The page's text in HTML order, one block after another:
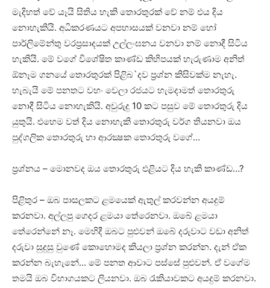
මැදිහත් වේ යෑයි සිතිය හැකි තොරතුරක්‌ වේ නම් එය දිය
නොහැකියි. අධිකරණයට අපහාසයක්‌ වනවා නම් හෝ
පාර්ලිමේන්තු වරප්‍රසාදයක්‌ උල්ලංඝනය වනවා නම් නොදී සිටිය
හැකියි. මේ වගේ විශේෂිත කාණ්‌ඩ කිහිපයක්‌ හැරුණාම අනිත්
ඕනෑම ගනයේ තොරතුරක්‌ පිළිබ`දව ප්‍රශ්න කිසිවක්‌ම නැහැ.
හැබැයි මේ පනතට වහං වෙලා රජයට හැමදාමත් තොරතුරු
නොදී සිටිය නොහැකියි. අවුරුදු 10 කට පසුව මේ තොරතුරු දිය
යුතුයි. එහෙම වත් දිය නොහැකි තොරතුරු වර්ග තියනවා ඔය
පුද්ගලික තොරතුරු හා ආරක්‍ෂක තොරතුරු වගේ…
ප්‍රශ්නය – මොනවද ඔය තොරතුරු එළියට දිය හැකි කාණ්‌ඩ…?
පිළිතුර – ඔබ පාසලකට ළමයෙක්‌ ඇතුල් කරවන්න අයදුම්
කරනවා. අල්ලපු ගෙදර ළමයා තේරෙනවා. ඔබේ ළමයා
තේරෙන්නේ නෑ. මෙහිදී ඔබට පුළුවන් ඔබේ දරුවාට වඩා අනිත්
දරුවා සුදුසු වුණේ කොහොමද කියලා ප්‍රශ්න කරන්න. දැන් ඒක
කරන්න බැහැනේ… මේ පනත ආවාට පස්‌සේ පුළුවන්. ඒ වගේම
තමයි ඔබ විභාගයකට ලියනවා. ඔබ රැකියාවකට අයදුම් කරනවා.